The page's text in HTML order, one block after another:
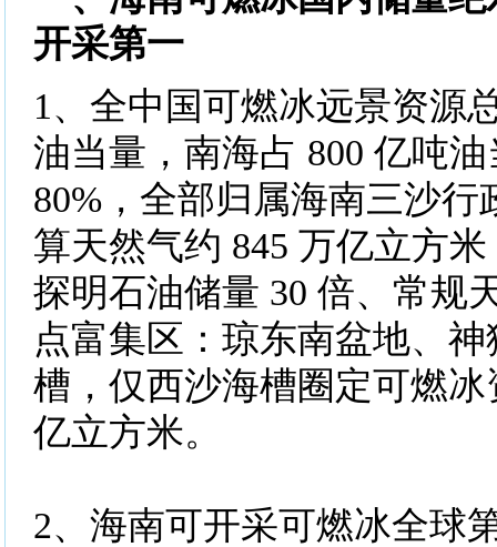
开采第一
1、全中国可燃冰远景资源
油当量，南海占 800 亿吨
80%，全部归属海南三沙行
算天然气约 845 万亿立方
探明石油储量 30 倍、常规
点富集区：琼东南盆地、
槽，仅西沙海槽圈定可燃冰
亿立方米。
2、海南可开采可燃冰全球